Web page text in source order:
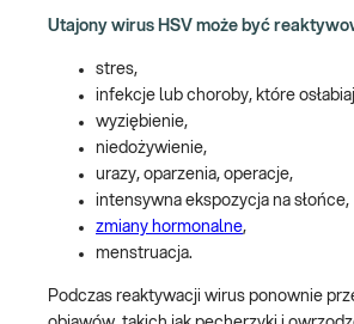
Utajony wirus HSV może być
stres,
infekcje lub choroby, które
wyziębienie,
niedożywienie,
urazy, oparzenia, operacje,
intensywna ekspozycja na słońce,
zmiany hormonalne,
menstruacja.
Podczas reaktywacji wirus ponownie